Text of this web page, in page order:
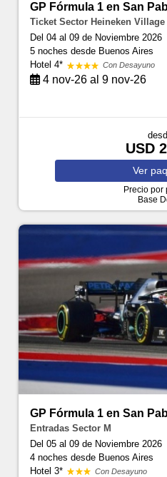
GP Fórmula 1 en San
Ticket Sector Heineken Village
Del 04 al 09 de Noviembre 2026
5 nochesdesde Buenos Aires
Hotel 4*
Con Desayuno
4 nov-26 al 9 nov-26
USD
Ver
Precio por
Base
GP Fórmula 1 en San
Entradas Sector M
Del 05 al 09 de Noviembre 2026
4 nochesdesde Buenos Aires
Hotel 3*
Con Desayuno